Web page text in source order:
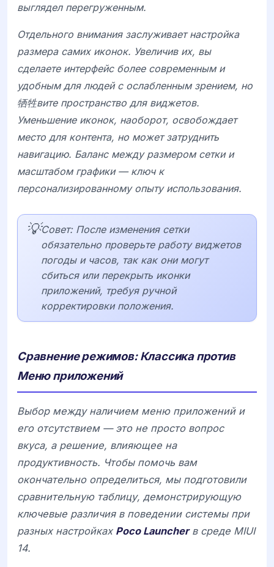
выглядел перегруженным.
Отдельного внимания заслуживает настройка
размера самих иконок. Увеличив их, вы
сделаете интерфейс более современным и
удобным для людей с ослабленным зрением, но
牺牲вите пространство для виджетов.
Уменьшение иконок, наоборот, освобождает
место для контента, но может затруднить
навигацию. Баланс между размером сетки и
масштабом графики — ключ к
персонализированному опыту использования.
💡Совет: После изменения сетки
обязательно проверьте работу виджетов
погоды и часов, так как они могут
сбиться или перекрыть иконки
приложений, требуя ручной
корректировки положения.
Сравнение режимов: Классика против
Меню приложений
Выбор между наличием меню приложений и
его отсутствием — это не просто вопрос
вкуса, а решение, влияющее на
продуктивность. Чтобы помочь вам
окончательно определиться, мы подготовили
сравнительную таблицу, демонстрирующую
ключевые различия в поведении системы при
разных настройках Poco Launcherв среде MIUI
14.